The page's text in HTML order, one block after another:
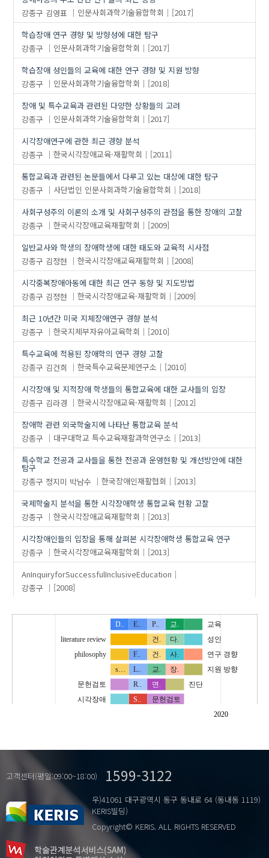
강종구 김영표 인문사회과학기술융합학회
[2017]
학습장애 연구 경향 및 방향성에 대한 탐구
강종구
인문사회과학기술융합학회
[2017]
학습장애 성인들의 교육에 대한 연구 경향 및 지원 방향
강종구
인문사회과학기술융합학회
[2018]
장애 및 특수교육과 관련된 다양한 상황들의 고려
강종구
인문사회과학기술융합학회
[2017]
시각장애연구에 관한 최근 경향 분석
강종구
한국시각장애교육·재활학회
[2011]
통합교육과 관련된 논문들에서 다루고 있는 대상에 대한 탐구
강종구
사단법인 인문사회과학기술융합학회
[2018]
사회구성주의 이론의 소개 및 사회구성주의 관점을 통한 장애의 고찰
강종구
한국시각장애교육재활학회
[2009]
일반교사와 학생의 장애학생에 대한 태도와 교육적 시사점
강종구 김정현 한국시각장애교육재활학회
[2008]
시각중복장애아동에 대한 최근 연구 동향 및 지도방법
강종구 김정현 한국시각장애교육·재활학회
[2009]
최근 10년간 미국 지체장애연구 경향 분석
강종구
한국지체부자유아교육학회
[2010]
특수교육에 적용된 장애학의 연구 경향 고찰
강종구 김건희 한국특수교육문제연구소
[2010]
시각장애 및 지적장애 학생들의 통합교육에 대한 교사들의 입장
강종구 김라경 한국시각장애교육·재활학회
[2012]
장애학 관련 외국학술지에 나타난 통합교육 분석
강종구
대구대학교 특수교육재활과학연구소
[2013]
특수학교 전공과 교사들을 통한 전공과 운영현황 및 개선방안에 대한
탐구
강종구 정지미 박남수 한국장애인재활협회
[2013]
국제학술지 분석을 통한 시각장애학생 통합교육 현황 고찰
강종구
한국시각장애교육재활학회
[2013]
시각장애인들의 입장을 통해 살펴본 시각장애학생 통합교육 연구
강종구
한국시각장애교육재활학회
[2013]
AnInquiryforSuccessfulInclusiveEducation
강종구
[2008]
2020
D.. E..
F..
L..
P..
R..
S..
learning
literature review
philosophy
s…
건.
건.
교. 교육
교육자
교.
국제전문학술지
다.
면.
문헌 분석
문헌 연구
문헌검토
문헌검토
사.
성인
시각장애
연구 경향
장.
지원 방향
진단
치주 병원균
고객센터(평일:09:00~18:00) 1599-3122
우)41061 대구광역시 동구 동내로 64 (동내동 1119)
KERIS빌딩)
Copyright© KERIS. ALL RIGHTS RESERVED